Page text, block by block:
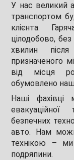
У нас великий
транспортом
клієнта.
цілодобово,
хвилин
призначеного
від місця
обумовлено
Наші
безпечних
авто. Нам
технікою – ми
подряпини.